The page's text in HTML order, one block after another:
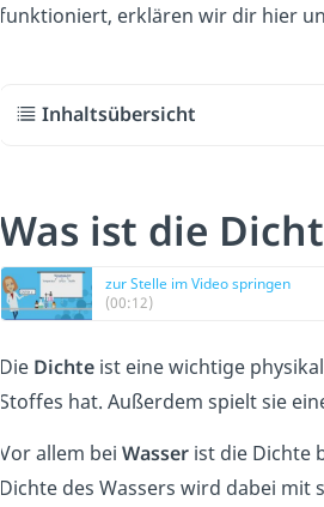
funktioniert, erklären wir dir hier
Inhaltsübersicht
Was ist die
zur Stelle im Video springen
(00:12)
Die Dichte ist eine wichtige
Stoffes hat. Außerdem spielt sie
Vor allem bei Wasser ist die Dichte
Dichte des Wassers wird dabei